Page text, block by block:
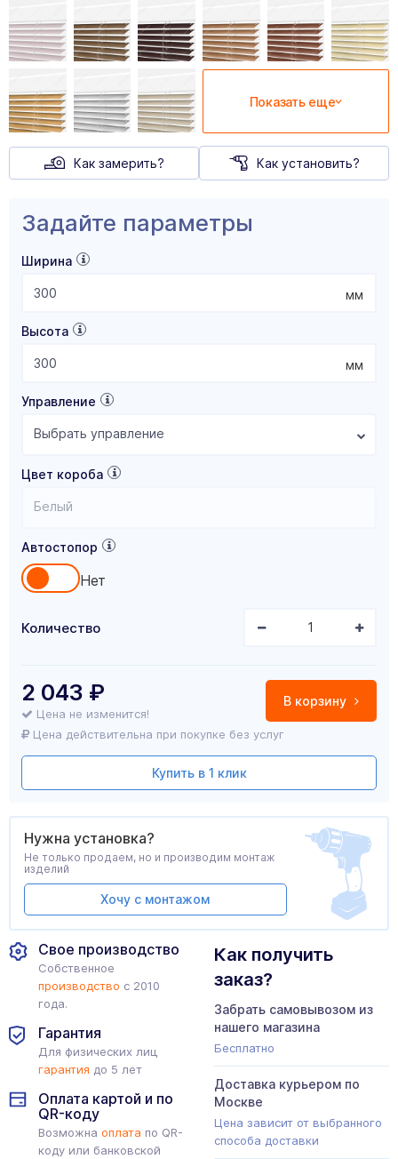
Показать еще
Как замерить? Как установить?
Задайте параметры
Ширина
мм
Высота
мм
Управление
Выбрать управление
Цвет короба
Белый
Автостопор
Нет
Количество
В корзину
2 043 ₽
Цена не изменится!
Цена действительна при покупке без услуг
Купить в 1 клик
Свое производство
Собственное
производство с 2010
года.
Гарантия
Для физических лиц
гарантия до 5 лет
Оплата картой и по
QR-коду
Возможна оплата по QR-
коду или банковской
Как получить
заказ?
Забрать самовывозом из
нашего магазина
Бесплатно
Доставка курьером по
Москве
Цена зависит от выбранного
способа доставки
Нужна установка?
Не только продаем, но и производим монтаж
изделий
Хочу с монтажом